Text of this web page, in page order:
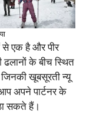
एक है और पीर
ढलानों के बीच स्थित
खूबसूरती न्यू
अपने पार्टनर के
सकते हैं।